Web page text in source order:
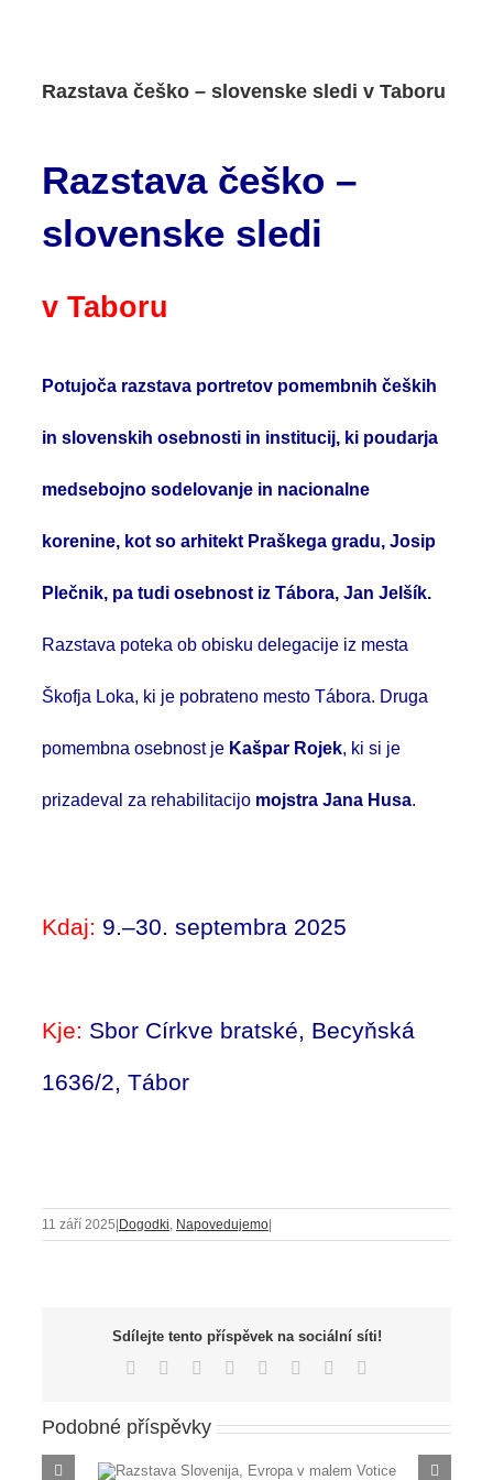
Razstava češko – slovenske sledi v Taboru
Razstava češko –
slovenske sledi
v Taboru
Potujoča razstava portretov pomembnih čeških
in slovenskih osebnosti in institucij, ki poudarja
medsebojno sodelovanje in nacionalne
korenine, kot so arhitekt Praškega gradu, Josip
Plečnik, pa tudi osebnost iz Tábora, Jan Jelšík.
Razstava poteka ob obisku delegacije iz mesta
Škofja Loka, ki je pobrateno mesto Tábora. Druga
pomembna osebnost je Kašpar Rojek, ki si je
prizadeval za rehabilitacijo mojstra Jana Husa.
Kdaj: 9.–30. septembra 2025
Kje: Sbor Církve bratské, Becyňská
1636/2, Tábor
11 září 2025 Dogodki, Napovedujemo
Sdílejte tento příspěvek na sociální síti!
Facebook Reddit LinkedIn
TumblrPinterest
Podobné příspěvky